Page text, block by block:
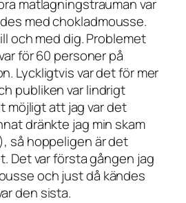
matlagningstrauman var
med chokladmousse.
och med dig. Problemet
för 60 personer på
Lyckligtvis var det för mer
publiken var lindrigt
möjligt att jag var det
dränkte jag min skam
så hoppeligen är det
Det var första gången jag
och just då kändes
den sista.